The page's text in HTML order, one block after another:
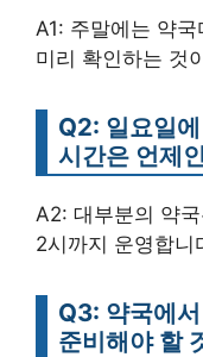
A1: 주말에는 약
미리 확인하는 것
Q2: 일요일
시간은 언제
A2: 대부분의 약
2시까지 운영합니
Q3: 약국에
준비해야 할